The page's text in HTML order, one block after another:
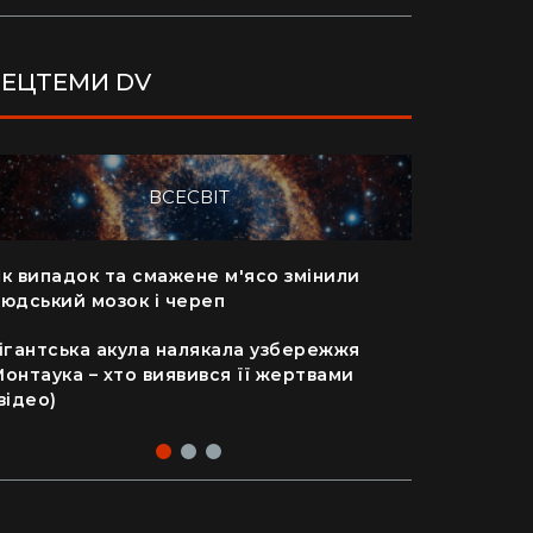
DV
ВСЕСВІТ
випадок та смажене м'ясо змінили
мозок і череп
акула налякала узбережжя
– хто виявився її жертвами